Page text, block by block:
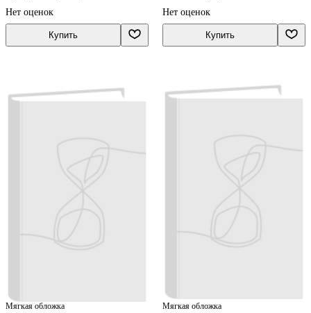
Нет оценок
Купить
Нет оценок
Купить
Мягкая обложка Мягкая обложка